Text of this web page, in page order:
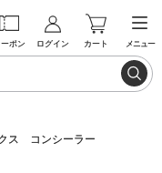
ーポン ログイン カート メニュー
ス コンシーラー